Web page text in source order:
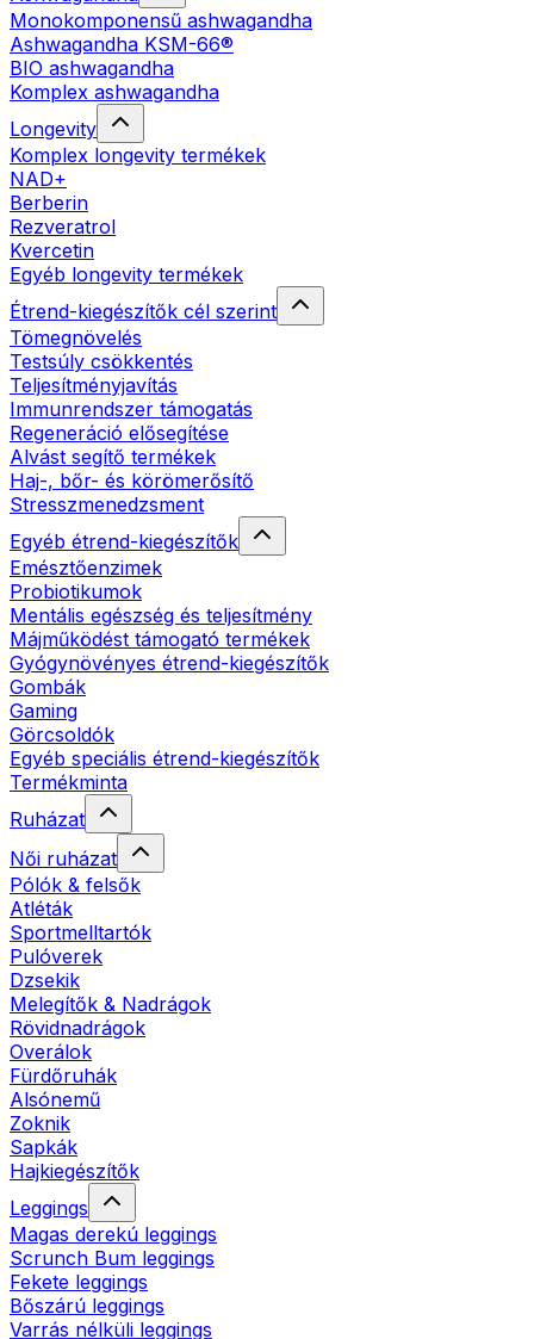
Monokomponensű ashwagandha
Ashwagandha KSM-66®
BIO ashwagandha
Komplex ashwagandha
Longevity
Komplex longevity termékek
NAD+
Berberin
Rezveratrol
Kvercetin
Egyéb longevity termékek
Étrend-kiegészítők cél szerint
Tömegnövelés
Testsúly csökkentés
Teljesítményjavítás
Immunrendszer támogatás
Regeneráció elősegítése
Alvást segítő termékek
Haj-, bőr- és körömerősítő
Stresszmenedzsment
Egyéb étrend-kiegészítők
Emésztőenzimek
Probiotikumok
Mentális egészség és teljesítmény
Májműködést támogató termékek
Gyógynövényes étrend-kiegészítők
Gombák
Gaming
Görcsoldók
Egyéb speciális étrend-kiegészítők
Termékminta
Ruházat
Női ruházat
Pólók & felsők
Atléták
Sportmelltartók
Pulóverek
Dzsekik
Melegítők & Nadrágok
Rövidnadrágok
Overálok
Fürdőruhák
Alsónemű
Zoknik
Sapkák
Hajkiegészítők
Leggings
Magas derekú leggings
Scrunch Bum leggings
Fekete leggings
Bőszárú leggings
Varrás nélküli leggings